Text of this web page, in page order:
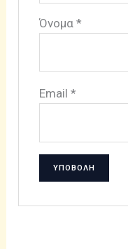
Όνομα *
Email *